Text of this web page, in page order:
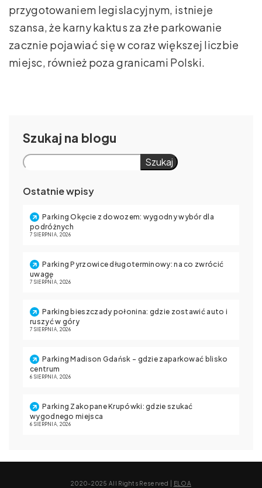
przygotowaniem legislacyjnym, istnieje
szansa, że karny kaktus za złe parkowanie
zacznie pojawiać się w coraz większej liczbie
miejsc, również poza granicami Polski.
Szukaj
Szukaj
Ostatnie wpisy
Parking Okęcie z dowozem: wygodny wybór dla
podróżnych
7 SIERPNIA, 2026
Parking Pyrzowice długoterminowy: na co zwrócić
uwagę
7 SIERPNIA, 2026
Parking bieszczady połonina: gdzie zostawić auto i
ruszyć w góry
7 SIERPNIA, 2026
Parking Madison Gdańsk – gdzie zaparkować blisko
centrum
6 SIERPNIA, 2026
Parking Zakopane Krupówki: gdzie szukać
wygodnego miejsca
6 SIERPNIA, 2026
2020-2025 All Rights Reserved | ELOA